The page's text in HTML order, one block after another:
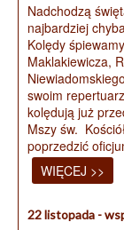
Nadchodzą
najbardziej
Kolędy
Maklakiewicza,
swoim
kolędują już
Mszy św.
poprzedzić
WIĘCEJ >>
22 listopada -